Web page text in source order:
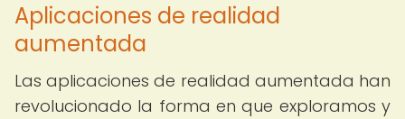
Aplicaciones de realidad
aumentada
Las aplicaciones de realidad aumentada han
revolucionado la forma en que exploramos y